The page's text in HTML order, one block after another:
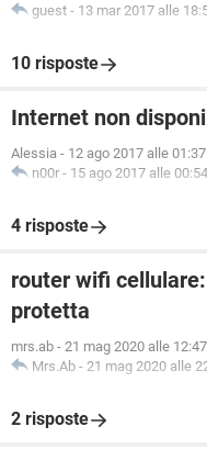
guest - 13 mar 2017 alle
10 risposte
Internet non
Alessia - 12 ago 2017 alle 01:37
n00r - 15 ago 2017 alle 00:54
4 risposte
router wifi
protetta
mrs.ab - 21 mag 2020 alle 12:47
Mrs.Ab - 21 mag 2020 alle
2 risposte